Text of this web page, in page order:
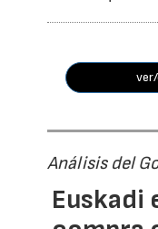
Análisis del
Euskadi